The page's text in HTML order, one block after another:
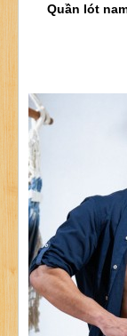
Quần lót